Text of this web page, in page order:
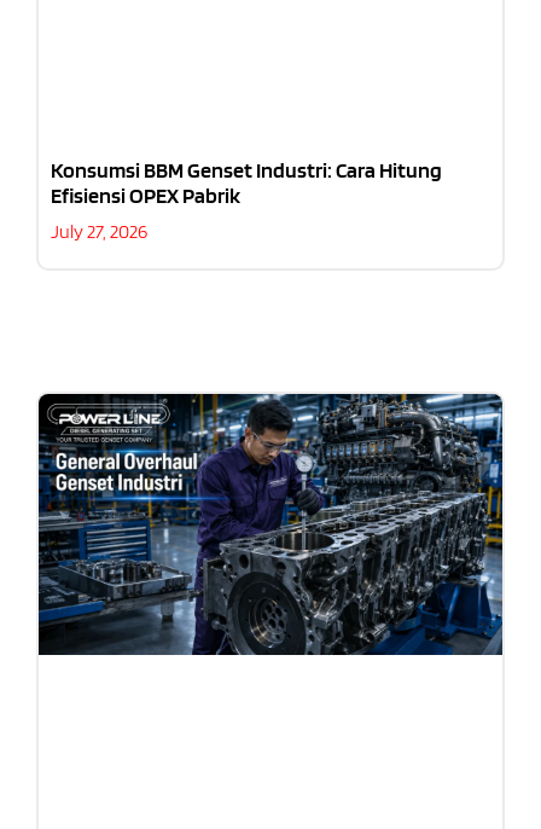
Konsumsi BBM Genset Industri: Cara Hitung
Efisiensi OPEX Pabrik
July 27, 2026